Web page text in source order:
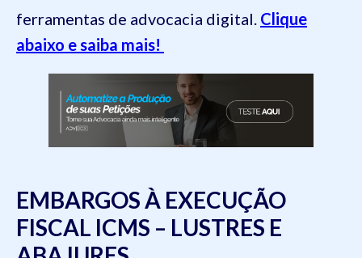
ferramentas de advocacia digital. Clique
abaixo e saiba mais!
EMBARGOS À EXECUÇÃO
FISCAL ICMS – LUSTRES E